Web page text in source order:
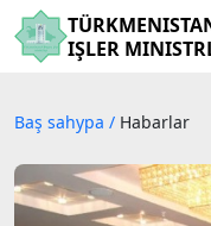
IŞLER
Baş sahypa / Habarlar